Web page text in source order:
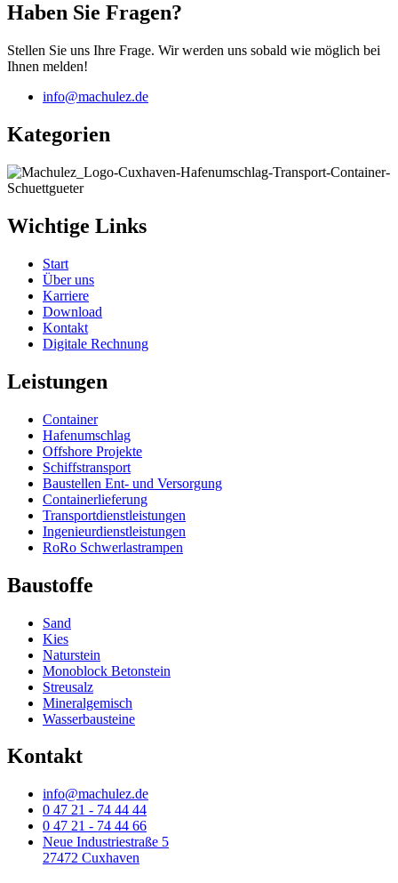
Haben Sie Fragen?
Stellen Sie uns Ihre Frage. Wir werden uns sobald wie möglich bei
Ihnen melden!
info@machulez.de
Kategorien
Wichtige Links
Start
Über uns
Karriere
Download
Kontakt
Digitale Rechnung
Leistungen
Container
Hafenumschlag
Offshore Projekte
Schiffstransport
Baustellen Ent- und Versorgung
Containerlieferung
Transportdienstleistungen
Ingenieurdienstleistungen
RoRo Schwerlastrampen
Baustoffe
Sand
Kies
Naturstein
Monoblock Betonstein
Streusalz
Mineralgemisch
Wasserbausteine
Kontakt
info@machulez.de
0 47 21 - 74 44 44
0 47 21 - 74 44 66
Neue Industriestraße 5
27472 Cuxhaven